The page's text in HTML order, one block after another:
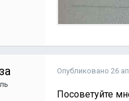
Опубликовано 26
Посоветуйте